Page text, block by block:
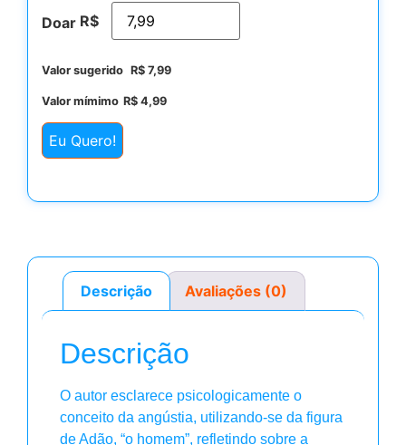
Doar R$
Valor sugerido R$ 7,99
Valor mímimo R$ 4,99
Eu Quero!
Descrição Avaliações (0)
Descrição
O autor esclarece psicologicamente o
conceito da angústia, utilizando-se da figura
de Adão, “o homem”, refletindo sobre a